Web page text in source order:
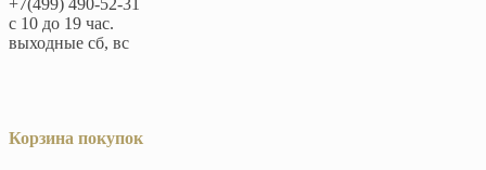
+7(499) 490-52-31
с 10 до 19 час.
выходные сб, вс
Корзина покупок